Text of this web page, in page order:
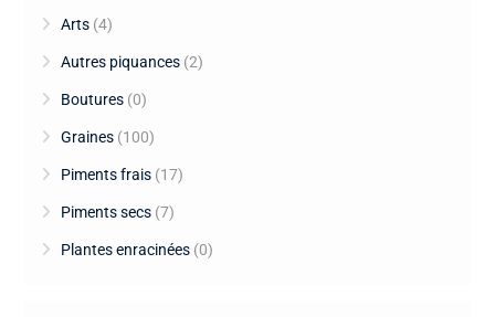
Arts (4)
Autres piquances (2)
Boutures (0)
Graines (100)
Piments frais (17)
Piments secs (7)
Plantes enracinées (0)